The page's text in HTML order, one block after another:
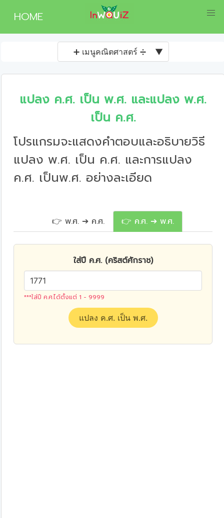
HOME
➕ เมนูคณิตศาสตร์ ➗ ▼
แปลง ค.ศ. เป็น พ.ศ. และแปลง พ.ศ.
เป็น ค.ศ.
โปรแกรมจะแสดงคำตอบและอธิบายวิธี
แปลง พ.ศ. เป็น ค.ศ. และการแปลง
ค.ศ. เป็นพ.ศ. อย่างละเอียด
👉 พ.ศ. ➔ ค.ศ. 👉 ค.ศ. ➔ พ.ศ.
ใส่ปี ค.ศ. (คริสต์ศักราช)
***ใส่ปี ค.ศ.ได้ตั้งแต่ 1 - 9999
แปลง ค.ศ. เป็น พ.ศ.